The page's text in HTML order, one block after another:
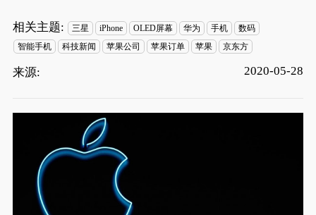
相关主题: 三星 iPhone OLED屏幕 华为 手机
数码
智能手机
科技新闻 苹果公司 苹果订单 苹果 京东方
来源: 2020-05-28